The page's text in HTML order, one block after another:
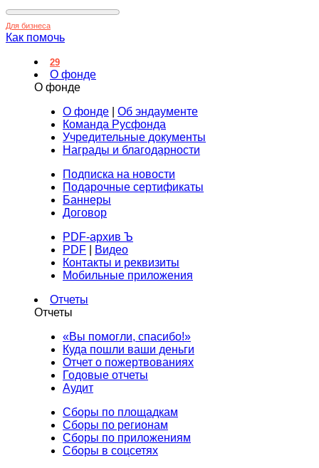
Для бизнеса
Как помочь
29
О фонде
О фонде
О фонде
Об эндаументе
Команда Русфонда
Учредительные документы
Награды и благодарности
Подписка на новости
Подарочные сертификаты
Баннеры
Договор
PDF-архив Ъ
PDF
Видео
Контакты и реквизиты
Мобильные приложения
Отчеты
Отчеты
«Вы помогли, спасибо!»
Куда пошли ваши деньги
Отчет о пожертвованиях
Годовые отчеты
Аудит
Сборы по площадкам
Сборы по регионам
Сборы по приложениям
Сборы в соцсетях